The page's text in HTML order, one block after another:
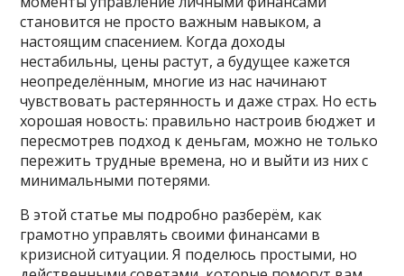
становится не просто важным навыком, а
настоящим спасением. Когда доходы
нестабильны, цены растут, а будущее кажется
неопределённым, многие из нас начинают
чувствовать растерянность и даже страх. Но есть
хорошая новость: правильно настроив бюджет и
пересмотрев подход к деньгам, можно не только
пережить трудные времена, но и выйти из них с
минимальными потерями.
В этой статье мы подробно разберём, как
грамотно управлять своими финансами в
кризисной ситуации. Я поделюсь простыми, но